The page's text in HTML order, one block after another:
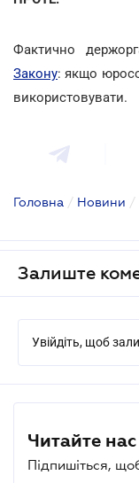
Фактично
Закону: якщо
використовувати.
Головна / Новини /
Залиште
Увійдіть, щоб
Читайте
Підпишіться,